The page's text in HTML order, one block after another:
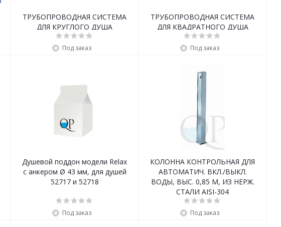
ТРУБОПРОВОДНАЯ СИСТЕМА
ДЛЯ КРУГЛОГО ДУША
Под заказ
ТРУБОПРОВОДНАЯ СИСТЕМА
ДЛЯ КВАДРАТНОГО ДУША
Под заказ
Душевой поддон модели Relax
с анкером Ø 43 мм, для душей
52717 и 52718
Под заказ
КОЛОННА КОНТРОЛЬНАЯ ДЛЯ
АВТОМАТИЧ. ВКЛ./ВЫКЛ.
ВОДЫ, ВЫС. 0,85 М, ИЗ НЕРЖ.
СТАЛИ AISI-304
Под заказ